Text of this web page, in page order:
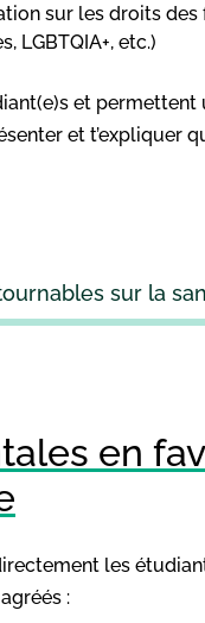
sur les droits
LGBTQIA+, etc.)
et
et t’expliquer
sur la
en
les
agréés :